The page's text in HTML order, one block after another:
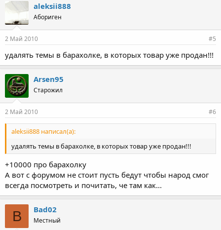
aleksii888
Абориген
2 Май 2010 #5
удалять темы в барахолке, в которых товар уже продан!!!
Arsen95
Старожил
2 Май 2010 #6
aleksii888 написал(а):
удалять темы в барахолке, в которых товар уже продан!!!
+10000 про барахолку
А вот с форумом не стоит пусть бедут чтобы народ смог
всегда посмотреть и почитать, че там как...
B Bad02
Местный